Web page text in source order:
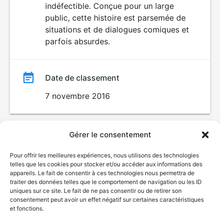
Gérer le consentement
Pour offrir les meilleures expériences, nous utilisons des technologies
telles que les cookies pour stocker et/ou accéder aux informations des
appareils. Le fait de consentir à ces technologies nous permettra de
traiter des données telles que le comportement de navigation ou les ID
uniques sur ce site. Le fait de ne pas consentir ou de retirer son
consentement peut avoir un effet négatif sur certaines caractéristiques
et fonctions.
indéfectible. Conçue pour un large
public, cette histoire est parsemée de
situations et de dialogues comiques et
parfois absurdes.
Date de classement
7 novembre 2016
© Gouvernement du Québec, 2026